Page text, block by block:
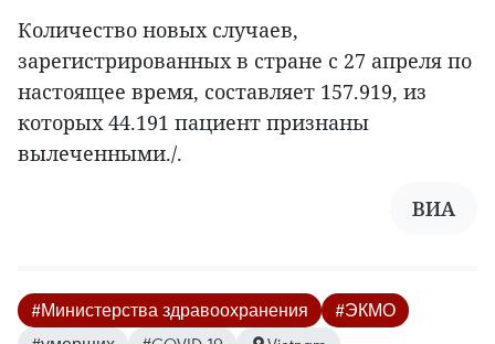
Количество новых случаев,
зарегистрированных в стране с 27 апреля по
настоящее время, составляет 157.919, из
которых 44.191 пациент признаны
вылеченными./.
ВИА
#Министерства здравоохранения
#ЭКМО